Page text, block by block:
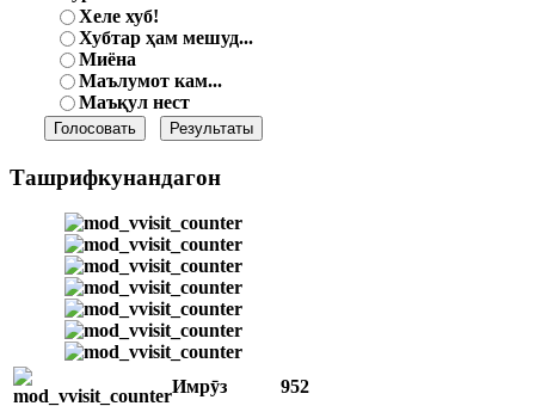
Хеле хуб!
Хубтар ҳам мешуд...
Миёна
Маълумот кам...
Маъқул нест
Ташрифкунандагон
Имрӯз
952